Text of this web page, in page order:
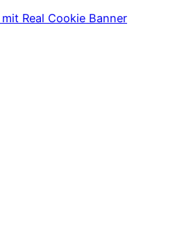
Real Cookie Banner